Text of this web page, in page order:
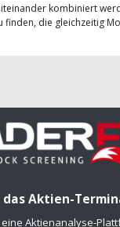
kombiniert
finden, die gleichzeitig
das Aktien-
Aktienanalyse-